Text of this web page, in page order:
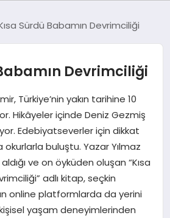
Sürdü Babamın Devrimciliği
Devrimciliği
Türkiye’nin yakın tarihine 10
Hikâyeler içinde Deniz Gezmiş
Edebiyatseverler için dikkat
buluştu. Yazar Yılmaz
ve on öyküden oluşan “Kısa
adlı kitap, seçkin
online platformlarda da yerini
yaşam deneyimlerinden